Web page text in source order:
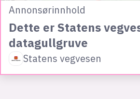
Annonsørinnhold
Dette er Statens
datagullgruve
Statens vegvesen